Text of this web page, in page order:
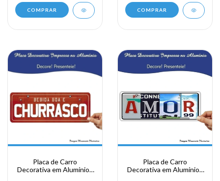
COMPRAR COMPRAR
Placa de Carro
Decorativa em Alumínio -
Placa de Carro
Decorativa em Alumínio -